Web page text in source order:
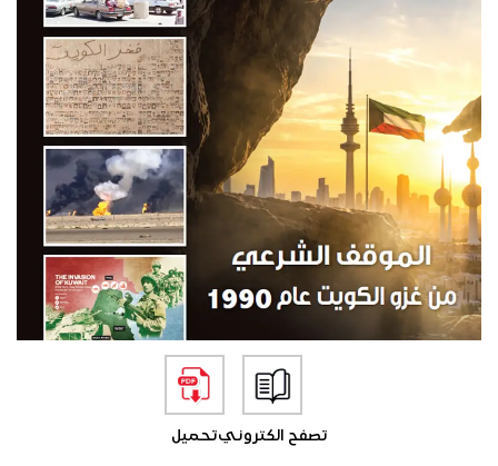
تصفح الكترونيتحميل